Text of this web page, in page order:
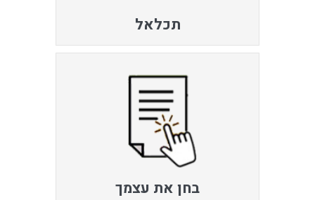
תכלאל
בחן את עצמך